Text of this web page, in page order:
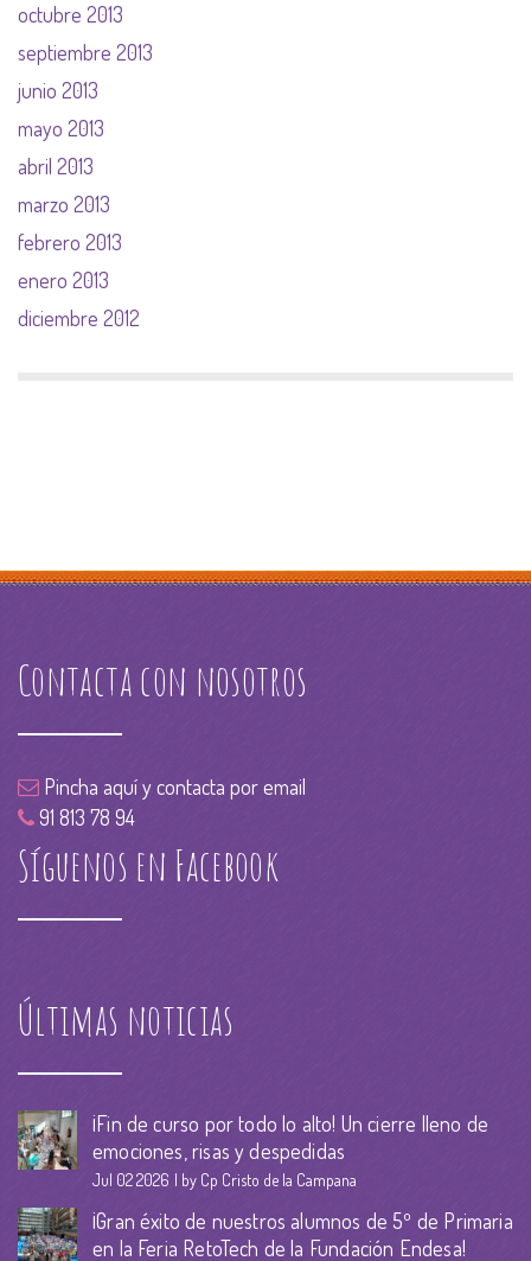
octubre 2013
septiembre 2013
junio 2013
mayo 2013
abril 2013
marzo 2013
febrero 2013
enero 2013
diciembre 2012
Contacta con nosotros
Pincha aquí y contacta por email
91 813 78 94
Síguenos en Facebook
Últimas noticias
¡Fin de curso por todo lo alto! Un cierre lleno de
emociones, risas y despedidas
Jul 02 2026 by Cp Cristo de la Campana
¡Gran éxito de nuestros alumnos de 5º de Primaria
en la Feria RetoTech de la Fundación Endesa!